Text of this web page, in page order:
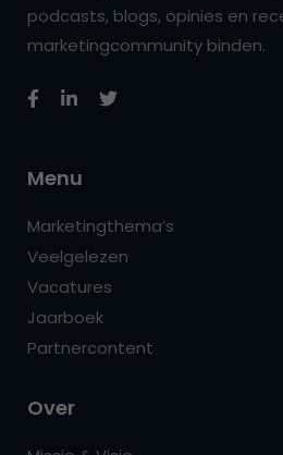
podcasts, blogs, opinies en
marketingcommunity binden.
Menu
Marketingthema’s
Veelgelezen
Vacatures
Jaarboek
Partnercontent
Over